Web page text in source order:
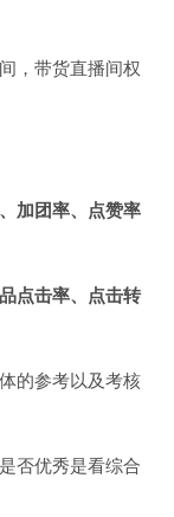
，带货直播间权
加团率、点赞率
点击率、点击转
的参考以及考核
否优秀是看综合